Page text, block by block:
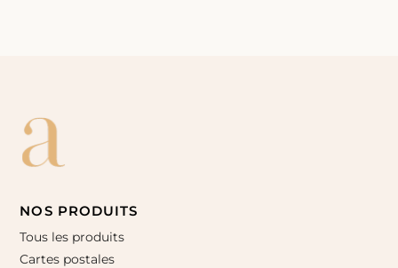
NOS PRODUITS
Tous les produits
Cartes postales